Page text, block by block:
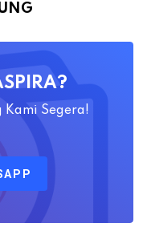
Kami Segera!